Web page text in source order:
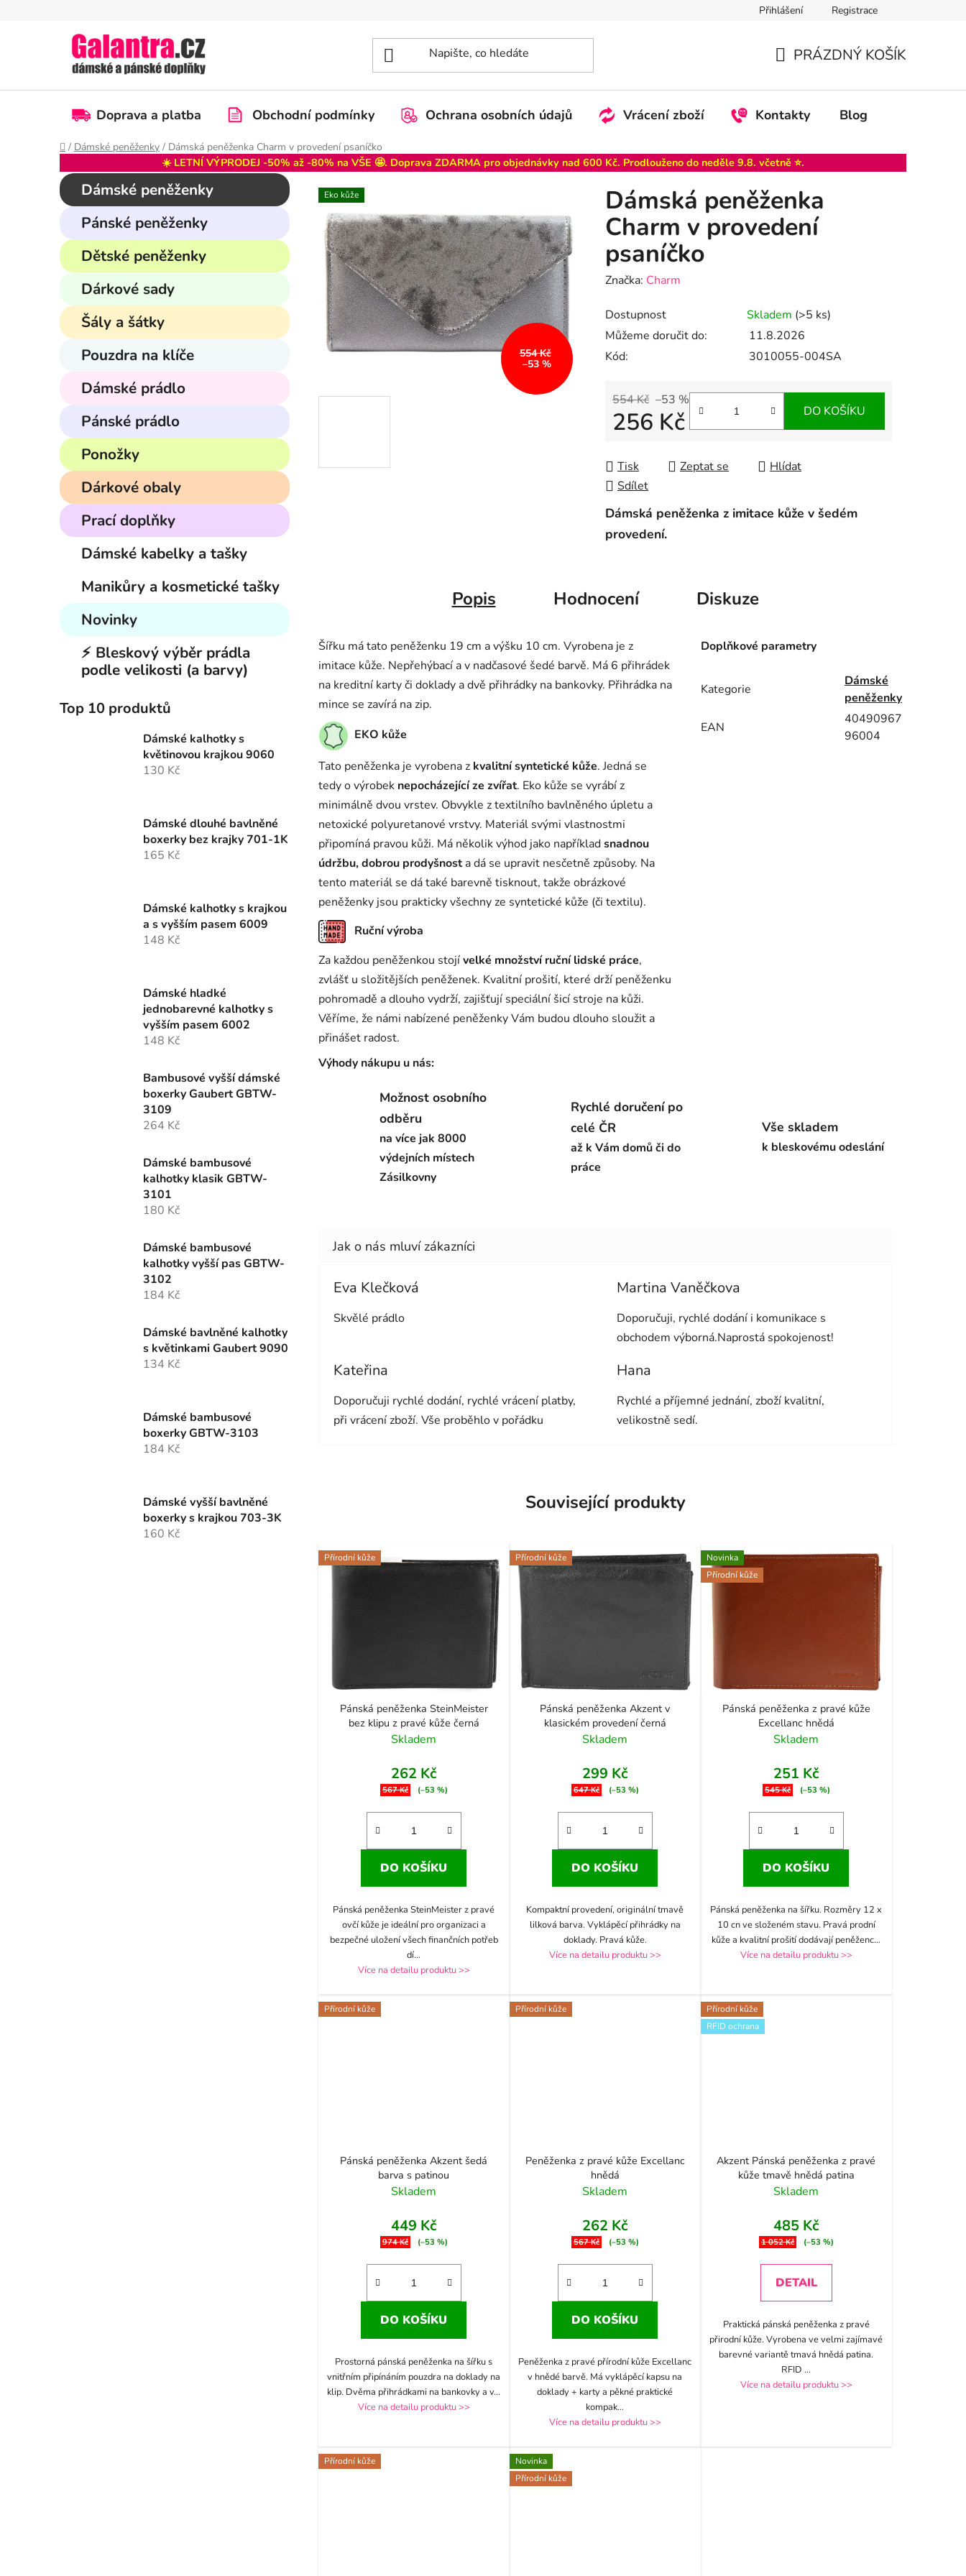
Přihlášení Registrace
KOŠÍK
PRÁZDNÝ KOŠÍK
Doprava a platba Obchodní podmínky Ochrana osobních údajů Vrácení zboží Kontakty Blog
Domů
/ Dámské peněženky / Dámská peněženka Charm v provedení psaníčko
☀️ LETNÍ VÝPRODEJ -50% až -80% na VŠE 🤩. Doprava ZDARMA pro objednávky nad 600 Kč. Prodlouženo do neděle 9.8. včetně ⭐.
P
o
t
r
a
n
í
Přeskočit
kategorie
K
a
g
o
r
e
Dámské peněženky
Pánské peněženky
Dětské peněženky
Dárkové sady
Šály a šátky
Pouzdra na klíče
Dámské prádlo
Pánské prádlo
Ponožky
Dárkové obaly
Prací doplňky
Dámské kabelky a tašky
Manikůry a kosmetické tašky
Novinky
⚡ Bleskový výběr prádla
podle velikosti (a barvy)
Top 10 produktů
Dámské kalhotky s
květinovou krajkou 9060
130 Kč
Dámské dlouhé bavlněné
boxerky bez krajky 701-1K
165 Kč
Dámské kalhotky s krajkou
a s vyšším pasem 6009
148 Kč
Dámské hladké
jednobarevné kalhotky s
vyšším pasem 6002
148 Kč
Bambusové vyšší dámské
boxerky Gaubert GBTW-
3109
264 Kč
Dámské bambusové
kalhotky klasik GBTW-
3101
180 Kč
Dámské bambusové
kalhotky vyšší pas GBTW-
3102
184 Kč
Dámské bavlněné kalhotky
s květinkami Gaubert 9090
134 Kč
Dámské bambusové
boxerky GBTW-3103
184 Kč
Dámské vyšší bavlněné
boxerky s krajkou 703-3K
160 Kč
Dámská peněženka
Charm v provedení
psaníčko
Značka: Charm
Dostupnost Skladem (>5 ks)
Můžeme doručit do:
11.8.2026
Kód:
3010055-004SA
554 Kč –53 %
256 Kč DO KOŠÍKU
Tisk Zeptat se
Hlídat
Sdílet
Dámská peněženka z imitace kůže v šedém
provedení.
Eko kůže
554 Kč
–53 %
Popis Hodnocení Diskuze
Šířku má tato peněženku 19 cm a výšku 10 cm. Vyrobena je z
imitace kůže. Nepřehýbací a v nadčasové šedé barvě. Má 6 přihrádek
na kreditní karty či doklady a dvě přihrádky na bankovky. Přihrádka na
mince se zavírá na zip.
EKO kůže
Tato peněženka je vyrobena z kvalitní syntetické kůže. Jedná se
tedy o výrobek nepocházející ze zvířat. Eko kůže se vyrábí z
minimálně dvou vrstev. Obvykle z textilního bavlněného úpletu a
netoxické polyuretanové vrstvy. Materiál svými vlastnostmi
připomíná pravou kůži. Má několik výhod jako napříkladsnadnou
údržbu, dobrou prodyšnosta dá se upravit nesčetně způsoby. Na
tento materiál se dá také barevně tisknout, takže obrázkové
peněženky jsou prakticky všechny ze syntetické kůže (či textilu).
Ruční výroba
Za každou peněženkou stojívelké množství ruční lidské práce,
zvlášť u složitějších peněženek. Kvalitní prošití, které drží peněženku
pohromadě a dlouho vydrží, zajišťují speciální šicí stroje na kůži.
Věříme, že námi nabízené peněženky Vám budou dlouho sloužit a
přinášet radost.
Doplňkové parametry
Kategorie
Dámské
peněženky
EAN
40490967
96004
Výhody nákupu u nás:
Možnost osobního
odběru
na více jak 8000
výdejních místech
Zásilkovny
Rychlé doručení po
celé ČR
až k Vám domů či do
práce
Vše skladem
k bleskovému odeslání
Eva Klečková
Skvělé prádlo
Martina Vaněčkova
Doporučuji, rychlé dodání i komunikace s
obchodem výborná.Naprostá spokojenost!
Kateřina
Doporučuji rychlé dodání, rychlé vrácení platby,
při vrácení zboží. Vše proběhlo v pořádku
Hana
Rychlé a příjemné jednání, zboží kvalitní,
velikostně sedí.
Související produkty
Přírodní kůže
Pánská peněženka SteinMeister
bez klipu z pravé kůže černá
Skladem
262 Kč
567 Kč (–53 %)
DO KOŠÍKU
Pánská peněženka SteinMeister z pravé
ovčí kůže je ideální pro organizaci a
bezpečné uložení všech finančních potřeb
dí...
Více na detailu produktu >>
Přírodní kůže
Pánská peněženka Akzent v
klasickém provedení černá
Skladem
299 Kč
647 Kč (–53 %)
DO KOŠÍKU
Kompaktní provedení, originální tmavě
lilková barva. Vyklápěcí přihrádky na
doklady. Pravá kůže.
Více na detailu produktu >>
Novinka
Přírodní kůže
Pánská peněženka z pravé kůže
Excellanc hnědá
Skladem
251 Kč
545 Kč (–53 %)
DO KOŠÍKU
Pánská peněženka na šířku. Rozměry 12 x
10 cn ve složeném stavu. Pravá prodní
kůže a kvalitní prošití dodávají peněženc...
Více na detailu produktu >>
Přírodní kůže
Pánská peněženka Akzent šedá
barva s patinou
Skladem
449 Kč
974 Kč (–53 %)
DO KOŠÍKU
Prostorná pánská peněženka na šířku s
vnitřním připínáním pouzdra na doklady na
klip. Dvěma přihrádkami na bankovky a v...
Více na detailu produktu >>
Přírodní kůže
Peněženka z pravé kůže Excellanc
hnědá
Skladem
262 Kč
567 Kč (–53 %)
DO KOŠÍKU
Peněženka z pravé přírodní kůže Excellanc
v hnědé barvě. Má vyklápěcí kapsu na
doklady + karty a pěkné praktické
kompak...
Více na detailu produktu >>
Přírodní kůže
RFID ochrana
Akzent Pánská peněženka z pravé
kůže tmavě hnědá patina
Skladem
485 Kč
1 052 Kč (–53 %)
DETAIL
Praktická pánská peněženka z pravé
přirodní kůže. Vyrobena ve velmi zajímavé
barevné variantě tmavá hnědá patina.
RFID...
Více na detailu produktu >>
Přírodní kůže
Novinka
Přírodní kůže